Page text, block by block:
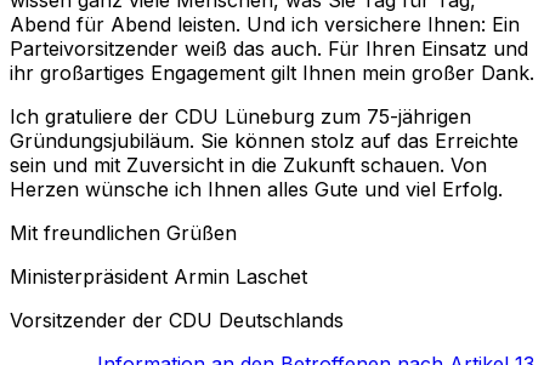
Abend für Abend leisten. Und ich versichere Ihnen: Ein
Parteivorsitzender weiß das auch. Für Ihren Einsatz und
ihr großartiges Engagement gilt Ihnen mein großer Dank.
Ich gratuliere der CDU Lüneburg zum 75-jährigen
Gründungsjubiläum. Sie können stolz auf das Erreichte
sein und mit Zuversicht in die Zukunft schauen. Von
Herzen wünsche ich Ihnen alles Gute und viel Erfolg.
Mit freundlichen Grüßen
Ministerpräsident Armin Laschet
Vorsitzender der CDU Deutschlands